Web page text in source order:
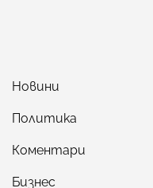
Новини
Политика
Коментари
Бизнес